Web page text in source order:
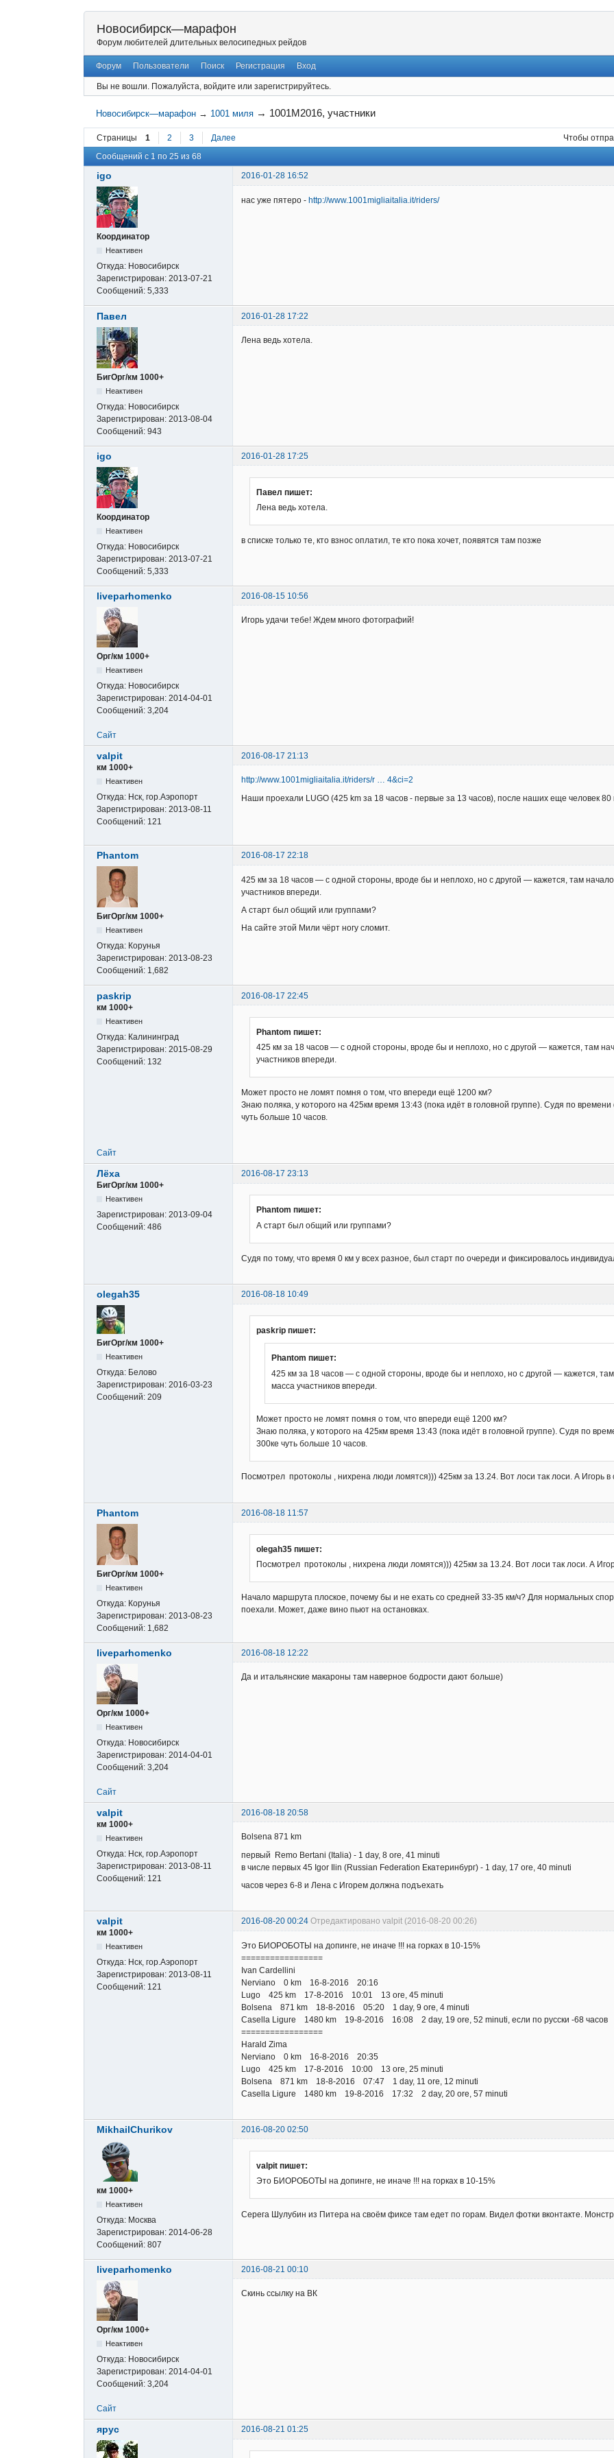
Новосибирск—марафон
Форум любителей длительных велосипедных рейдов
Форум Пользователи Поиск Регистрация Вход
Вы не вошли. Пожалуйста, войдите или зарегистрируйтесь.
Новосибирск—марафон → 1001 миля → 1001М2016, участники
Страницы 1 2 3 Далее Чтобы
Сообщений с 1 по 25 из 68
igo 2016-01-28 16:52
Координатор
Неактивен
Откуда: Новосибирск
Зарегистрирован: 2013-07-21
Сообщений: 5,333
нас уже пятеро - http://www.1001migliaitalia.it/riders/
Павел 2016-01-28 17:22
БигОрг/км 1000+
Неактивен
Откуда: Новосибирск
Зарегистрирован: 2013-08-04
Сообщений: 943
Лена ведь хотела.
igo 2016-01-28 17:25
Координатор
Неактивен
Откуда: Новосибирск
Зарегистрирован: 2013-07-21
Сообщений: 5,333
Павел пишет:
Лена ведь хотела.
в списке только те, кто взнос оплатил, те кто пока хочет, появятся там позже
liveparhomenko 2016-08-15 10:56
Орг/км 1000+
Неактивен
Откуда: Новосибирск
Зарегистрирован: 2014-04-01
Сообщений: 3,204
Игорь удачи тебе! Ждем много фотографий!
Сайт
valpit
2016-08-17 21:13
км 1000+
Неактивен
Откуда: Нск, гор.Аэропорт
Зарегистрирован: 2013-08-11
Сообщений: 121
http://www.1001migliaitalia.it/riders/r … 4&ci=2
Наши проехали LUGO (425 km за 18 часов - первые за 13 часов), после наших еще человек 80
Phantom 2016-08-17 22:18
БигОрг/км 1000+
Неактивен
Откуда: Корунья
Зарегистрирован: 2013-08-23
Сообщений: 1,682
425 км за 18 часов — с одной стороны, вроде бы и неплохо, но с другой — кажется, там
участников впереди.
А старт был общий или группами?
На сайте этой Мили чёрт ногу сломит.
paskrip
2016-08-17 22:45
км 1000+
Неактивен
Откуда: Калининград
Зарегистрирован: 2015-08-29
Сообщений: 132
Phantom пишет:
425 км за 18 часов — с одной стороны, вроде бы и неплохо, но с другой — кажется, там
участников впереди.
Может просто не ломят помня о том, что впереди ещё 1200 км?
Знаю поляка, у которого на 425км время 13:43 (пока идёт в головной группе). Судя по
чуть больше 10 часов.
Сайт
Лёха
2016-08-17 23:13
БигОрг/км 1000+
Неактивен
Зарегистрирован: 2013-09-04
Сообщений: 486
Phantom пишет:
А старт был общий или группами?
Судя по тому, что время 0 км у всех разное, был старт по очереди и фиксировалось
olegah35 2016-08-18 10:49
БигОрг/км 1000+
Неактивен
Откуда: Белово
Зарегистрирован: 2016-03-23
Сообщений: 209
paskrip пишет:
Phantom пишет:
425 км за 18 часов — с одной стороны, вроде бы и неплохо, но с другой — кажется,
масса участников впереди.
Может просто не ломят помня о том, что впереди ещё 1200 км?
Знаю поляка, у которого на 425км время 13:43 (пока идёт в головной группе). Судя по
300ке чуть больше 10 часов.
Посмотрел протоколы , нихрена люди ломятся))) 425км за 13.24. Вот лоси так лоси. А Игорь в
Phantom 2016-08-18 11:57
БигОрг/км 1000+
Неактивен
Откуда: Корунья
Зарегистрирован: 2013-08-23
Сообщений: 1,682
olegah35 пишет:
Посмотрел протоколы , нихрена люди ломятся))) 425км за 13.24. Вот лоси так лоси. А
Начало маршрута плоское, почему бы и не ехать со средней 33-35 км/ч? Для нормальных
поехали. Может, даже вино пьют на остановках.
liveparhomenko 2016-08-18 12:22
Орг/км 1000+
Неактивен
Откуда: Новосибирск
Зарегистрирован: 2014-04-01
Сообщений: 3,204
Да и итальянские макароны там наверное бодрости дают больше)
Сайт
valpit
2016-08-18 20:58
км 1000+
Неактивен
Откуда: Нск, гор.Аэропорт
Зарегистрирован: 2013-08-11
Сообщений: 121
Bolsena 871 km
первый Remo Bertani (Italia) - 1 day, 8 ore, 41 minuti
в числе первых 45 Igor Ilin (Russian Federation Екатеринбург) - 1 day, 17 ore, 40 minuti
часов через 6-8 и Лена с Игорем должна подъехать
valpit 2016-08-20 00:24 Отредактировано valpit (2016-08-20 00:26)
км 1000+
Неактивен
Откуда: Нск, гор.Аэропорт
Зарегистрирован: 2013-08-11
Сообщений: 121
Это БИОРОБОТЫ на допинге, не иначе !!! на горках в 10-15%
=================
Ivan Cardellini
Nerviano 0 km 16-8-2016 20:16
Lugo 425 km 17-8-2016 10:01 13 ore, 45 minuti
Bolsena 871 km 18-8-2016 05:20 1 day, 9 ore, 4 minuti
Casella Ligure 1480 km 19-8-2016 16:08 2 day, 19 ore, 52 minuti, если по русски -68 часов
=================
Harald Zima
Nerviano 0 km 16-8-2016 20:35
Lugo 425 km 17-8-2016 10:00 13 ore, 25 minuti
Bolsena 871 km 18-8-2016 07:47 1 day, 11 ore, 12 minuti
Casella Ligure 1480 km 19-8-2016 17:32 2 day, 20 ore, 57 minuti
MikhailChurikov 2016-08-20 02:50
км 1000+
Неактивен
Откуда: Москва
Зарегистрирован: 2014-06-28
Сообщений: 807
valpit пишет:
Это БИОРОБОТЫ на допинге, не иначе !!! на горках в 10-15%
Серега Шулубин из Питера на своём фиксе там едет по горам. Видел фотки вконтакте.
liveparhomenko 2016-08-21 00:10
Орг/км 1000+
Неактивен
Откуда: Новосибирск
Зарегистрирован: 2014-04-01
Сообщений: 3,204
Скинь ссылку на ВК
Сайт
ярус 2016-08-21 01:25